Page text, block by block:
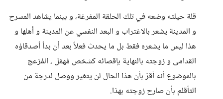
قلة حيلته وضعه في تلك الحلقة المفرغة، و بينما يشاهد المسرح
و المدينة يشعر بالاغتراب و البعد النفسي عن المدينة و أهلها و
هذا ليس ما يشعره فقط بل ما يحدث فعلاً بعد أن بدأ أصدقاؤه
القدامى و زوجته بالنهاية بإقصائه كشخص مُهمَل ، المُزعج
بالموضوع أنه أقرّ بأن هذا الحال لن يتغير ووصل لدرجة من
التأقلم بأن صارح زوجته بهذا.